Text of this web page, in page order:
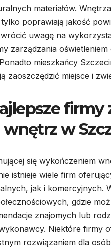
materiałów. Wnętrza
poprawiają jakość
uwagę na
zarządzania
mieszkańcy
zaoszczędzić miejsce i
firmy
w
się wykończeniem
istnieje wiele firm
jak i komercyjnych.
gdzie
znajomych lub
Niektóre firmy
rozwiązaniem dla